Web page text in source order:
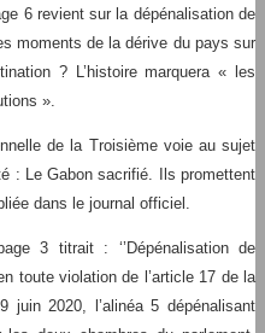
6 revient sur la dépénalisation de
moments de la dérive du pays sur
? L’histoire marquera « les
».
de la Troisième voie au sujet
: Le Gabon sacrifié. Ils promettent
dans le journal officiel.
3 titrait : ‘’Dépénalisation de
toute violation de l’article 17 de la
2020, l’alinéa 5 dépénalisant